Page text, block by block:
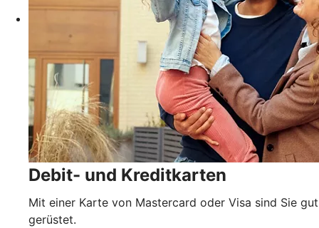
Debit- und Kreditkarten
Mit einer Karte von Mastercard oder Visa sind Sie gut
gerüstet.